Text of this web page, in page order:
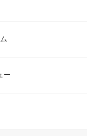
ー